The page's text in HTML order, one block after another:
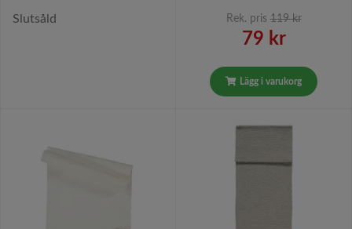
Slutsåld
cm
Rek. pris 119 kr
79 kr
Lägg i varukorg